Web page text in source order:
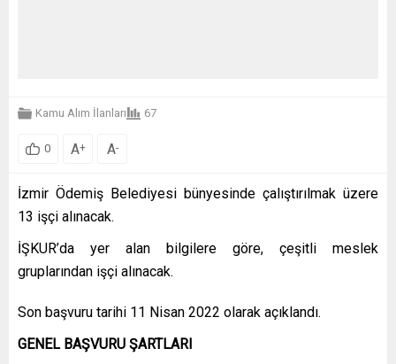
Kamu Alım İlanları 67
0 A+ A-
İzmir Ödemiş Belediyesi bünyesinde çalıştırılmak üzere
13 işçi alınacak.
İŞKUR’da yer alan bilgilere göre, çeşitli meslek
gruplarından işçi alınacak.
Son başvuru tarihi 11 Nisan 2022 olarak açıklandı.
GENEL BAŞVURU ŞARTLARI